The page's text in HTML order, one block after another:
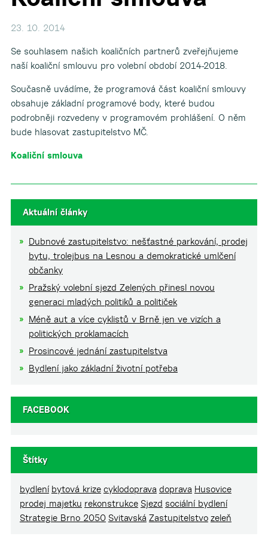
23. 10. 2014
Se souhlasem našich koaličních partnerů zveřejňujeme
naší koaliční smlouvu pro volební období 2014-2018.
Současně uvádíme, že programová část koaliční smlouvy
obsahuje základní programové body, které budou
podrobněji rozvedeny v programovém prohlášení. O něm
bude hlasovat zastupitelstvo MČ.
Koaliční smlouva
Aktuální články
Dubnové zastupitelstvo: nešťastné parkování, prodej
bytu, trolejbus na Lesnou a demokratické umlčení
občanky
Pražský volební sjezd Zelených přinesl novou
generaci mladých politiků a političek
Méně aut a více cyklistů v Brně jen ve vizích a
politických proklamacích
Prosincové jednání zastupitelstva
Bydlení jako základní životní potřeba
FACEBOOK
Štítky
bydlení bytová krize cyklodoprava doprava Husovice
prodej majetku rekonstrukce Sjezd sociální bydlení
Strategie Brno 2050 Svitavská Zastupitelstvo zeleň